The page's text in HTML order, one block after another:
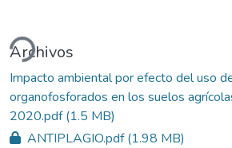
Archivos
Impacto ambiental por efecto del uso
organofosforados en los suelos
2020.pdf(1.5 MB)
ANTIPLAGIO.pdf(1.98 MB)